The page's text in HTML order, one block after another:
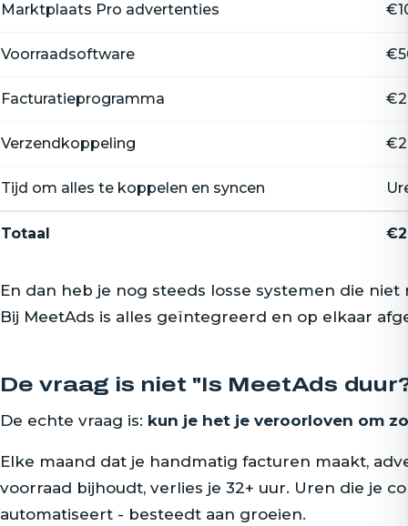
Marktplaats Pro advertenties
Voorraadsoftware
Facturatieprogramma
Verzendkoppeling
Tijd om alles te koppelen en syncen
Totaal
En dan heb je nog steeds losse systemen die
Bij MeetAds is alles geïntegreerd en op elkaar
De vraag is niet "Is MeetAds
De echte vraag is: kun je het je veroorloven om
Elke maand dat je handmatig facturen maakt,
voorraad bijhoudt, verlies je 32+ uur. Uren die je
automatiseert - besteedt aan groeien.